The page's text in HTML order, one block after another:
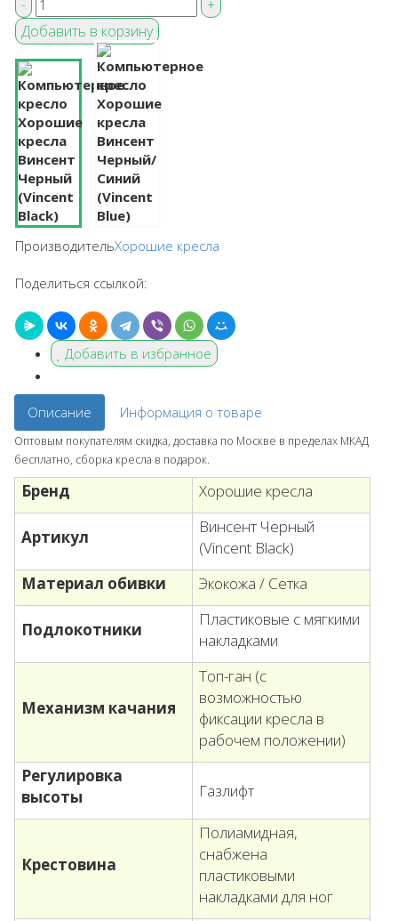
ПроизводительХорошие кресла
Поделиться ссылкой:
Добавить в избранное
Описание Информация о товаре
Оптовым покупателям скидка, доставка по Москве в пределах МКАД
бесплатно, сборка кресла в подарок.
Бренд Хорошие кресла
Артикул
Винсент Черный
(Vincent Black)
Материал обивки
Экокожа / Сетка
Подлокотники
Пластиковые с мягкими
накладками
Механизм качания
Топ-ган (с
возможностью
фиксации кресла в
рабочем положении)
Регулировка
высоты
Газлифт
Крестовина
Полиамидная,
снабжена
пластиковыми
накладками для ног